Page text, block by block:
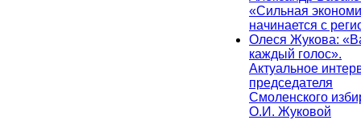
«Сильная
начинается с
Олеся Жукова:
каждый голос».
Актуальное
председателя
Смоленского
О.И. Жуковой